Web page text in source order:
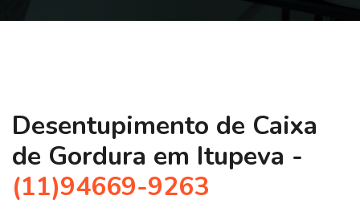
Desentupimento de Caixa
de Gordura em Itupeva -
(11)94669-9263